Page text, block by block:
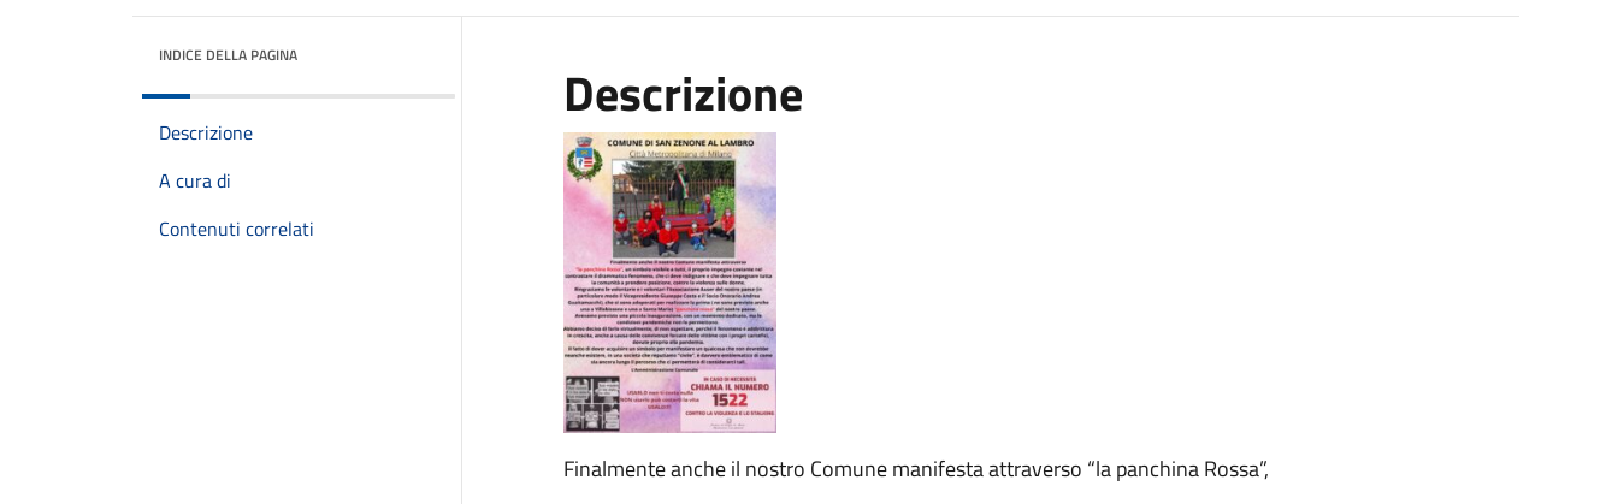
INDICE DELLA PAGINA
Descrizione
A cura di
Contenuti correlati
Descrizione
Finalmente anche il nostro Comune manifesta attraverso “la panchina Rossa”,